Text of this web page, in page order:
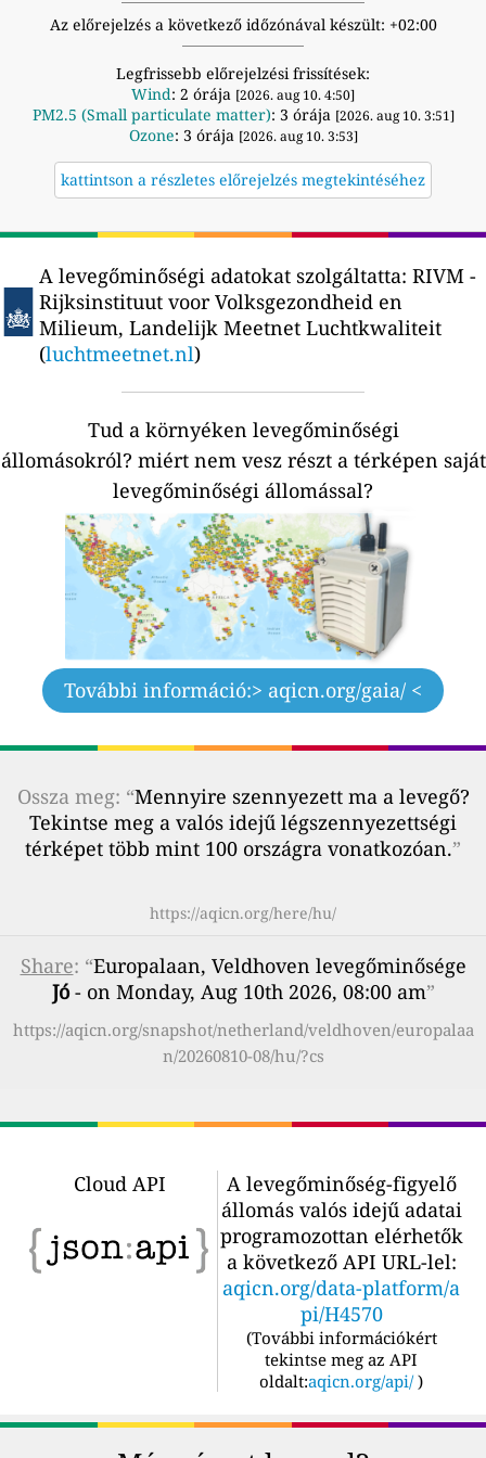
Az előrejelzés a következő időzónával készült: +02:00
Legfrissebb előrejelzési frissítések:
Wind: 2 órája [2026. aug 10. 4:50]
PM2.5 (Small particulate matter): 3 órája [2026. aug 10. 3:51]
Ozone: 3 órája [2026. aug 10. 3:53]
kattintson a részletes előrejelzés megtekintéséhez
A levegőminőségi adatokat szolgáltatta: RIVM -
Rijksinstituut voor Volksgezondheid en
Milieum, Landelijk Meetnet Luchtkwaliteit
(luchtmeetnet.nl)
Tud a környéken levegőminőségi
állomásokról? miért nem vesz részt a térképen saját
levegőminőségi állomással?
További információ:> aqicn.org/gaia/ <
Ossza meg: “Mennyire szennyezett ma a levegő?
Tekintse meg a valós idejű légszennyezettségi
térképet több mint 100 országra vonatkozóan.”
https://aqicn.org/here/hu/
Share: “Europalaan, Veldhoven levegőminősége
Jó- on Monday, Aug 10th 2026, 08:00 am”
https://aqicn.org/snapshot/netherland/veldhoven/europalaa
n/20260810-08/hu/?cs
Cloud API
A levegőminőség-figyelő
állomás valós idejű adatai
programozottan elérhetők
a következő API URL-lel:
aqicn.org/data-platform/a
pi/H4570
(További információkért
tekintse meg az API
oldalt:aqicn.org/api/ )